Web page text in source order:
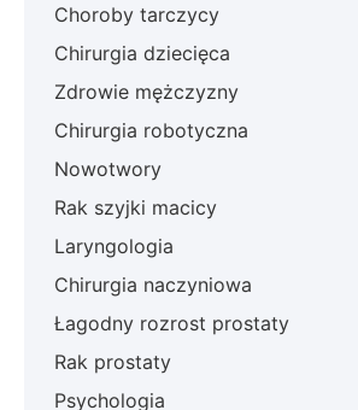
Choroby tarczycy
Chirurgia dziecięca
Zdrowie mężczyzny
Chirurgia robotyczna
Nowotwory
Rak szyjki macicy
Laryngologia
Chirurgia naczyniowa
Łagodny rozrost prostaty
Rak prostaty
Psychologia